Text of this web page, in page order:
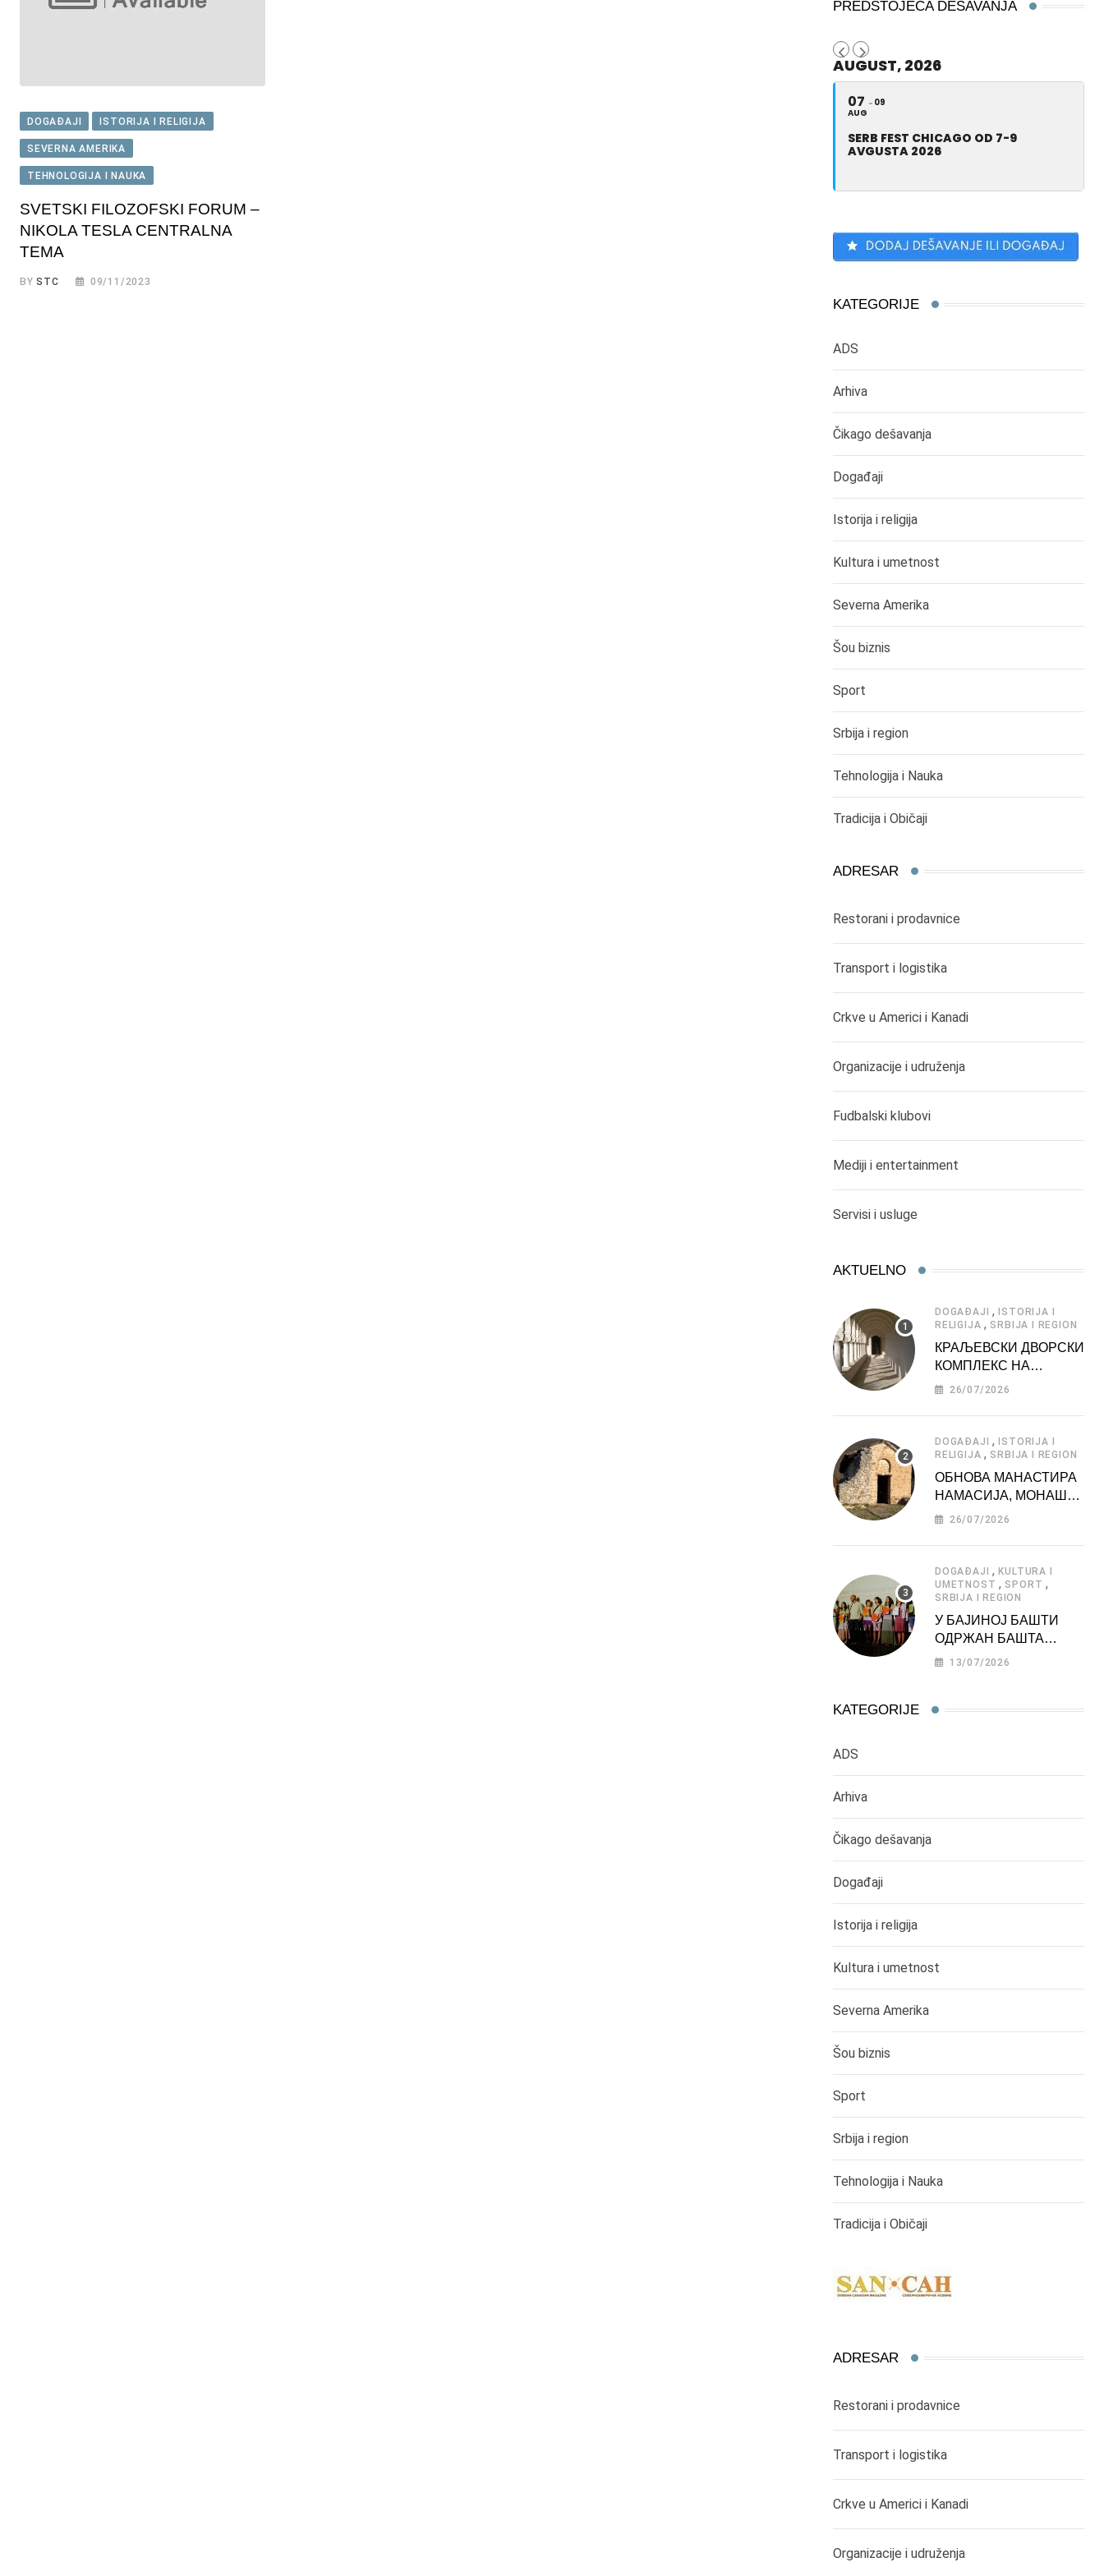
DOGAĐAJI ISTORIJA I RELIGIJA
SEVERNA AMERIKA
TEHNOLOGIJA I NAUKA
SVETSKI FILOZOFSKI FORUM –
NIKOLA TESLA CENTRALNA
TEMA
BYSTC 09/11/2023
PREDSTOJEĆA DEŠAVANJA
AUGUST, 2026
07
AUG
09
SERB FEST CHICAGO OD 7-9
AVGUSTA 2026
KATEGORIJE
ADS
Arhiva
Čikago dešavanja
Događaji
Istorija i religija
Kultura i umetnost
Severna Amerika
Šou biznis
Sport
Srbija i region
Tehnologija i Nauka
Tradicija i Običaji
ADRESAR
Restorani i prodavnice
Transport i logistika
Crkve u Americi i Kanadi
Organizacije i udruženja
Fudbalski klubovi
Mediji i entertainment
Servisi i usluge
AKTUELNO
DOGAĐAJI , ISTORIJA I
RELIGIJA , SRBIJA I REGION
КРАЉЕВСКИ ДВОРСКИ
КОМПЛЕКС НА
ДЕДИЊУ –
АТРАКЦИЈА
26/07/2026
DOGAĐAJI , ISTORIJA I
RELIGIJA , SRBIJA I REGION
ОБНОВА МАНАСТИРА
НАМАСИЈА, МОНАШКЕ
ЗАДУЖБИНЕ
26/07/2026
DOGAĐAJI ,KULTURA I
UMETNOST , SPORT ,
SRBIJA I REGION
У БАЈИНОЈ БАШТИ
ОДРЖАН БАШТА
ФЕСТ 2026
13/07/2026
KATEGORIJE
ADS
Arhiva
Čikago dešavanja
Događaji
Istorija i religija
Kultura i umetnost
Severna Amerika
Šou biznis
Sport
Srbija i region
Tehnologija i Nauka
Tradicija i Običaji
ADRESAR
Restorani i prodavnice
Transport i logistika
Crkve u Americi i Kanadi
Organizacije i udruženja